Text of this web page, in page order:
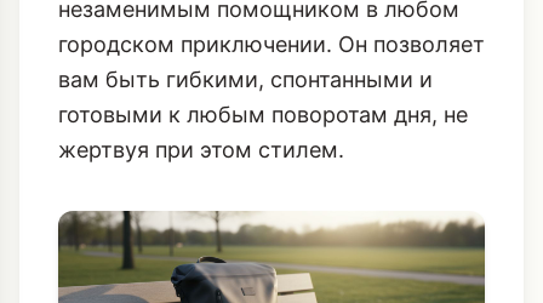
Такой рюкзак становится
продолжением вашего тела,
незаметным, но при этом
незаменимым помощником в любом
городском приключении. Он позволяет
готовыми к любым поворотам дня, не
жертвуя при этом стилем.